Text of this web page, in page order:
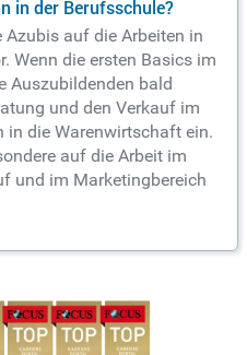
in der Berufsschule?
Azubis auf die Arbeiten in
Wenn die ersten Basics im
Auszubildenden bald
und den Verkauf im
in die Warenwirtschaft ein.
auf die Arbeit im
und im Marketingbereich